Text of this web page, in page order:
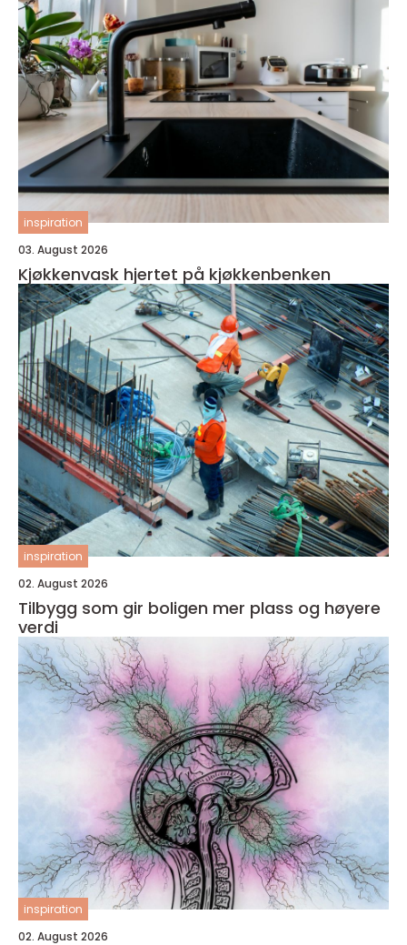
inspiration
03. August 2026
Kjøkkenvask hjertet på kjøkkenbenken
inspiration
02. August 2026
Tilbygg som gir boligen mer plass og høyere
verdi
inspiration
02. August 2026